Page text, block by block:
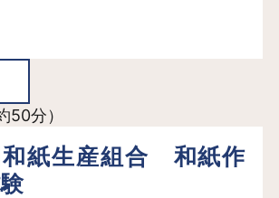
50分）
和紙生産組合 和紙作